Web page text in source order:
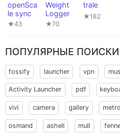
openSca
le sync
★43
Weight
Logger
★70
trale
★182
ПОПУЛЯРНЫЕ ПОИСКИ
fossify launcher vpn
Activity Launcher pdf
vivi camera gallery
osmand ashell mull